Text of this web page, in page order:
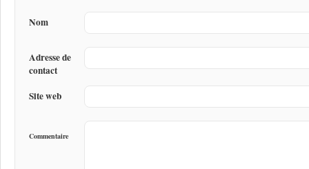
Nom
Adresse de
contact
Site web
Commentaire